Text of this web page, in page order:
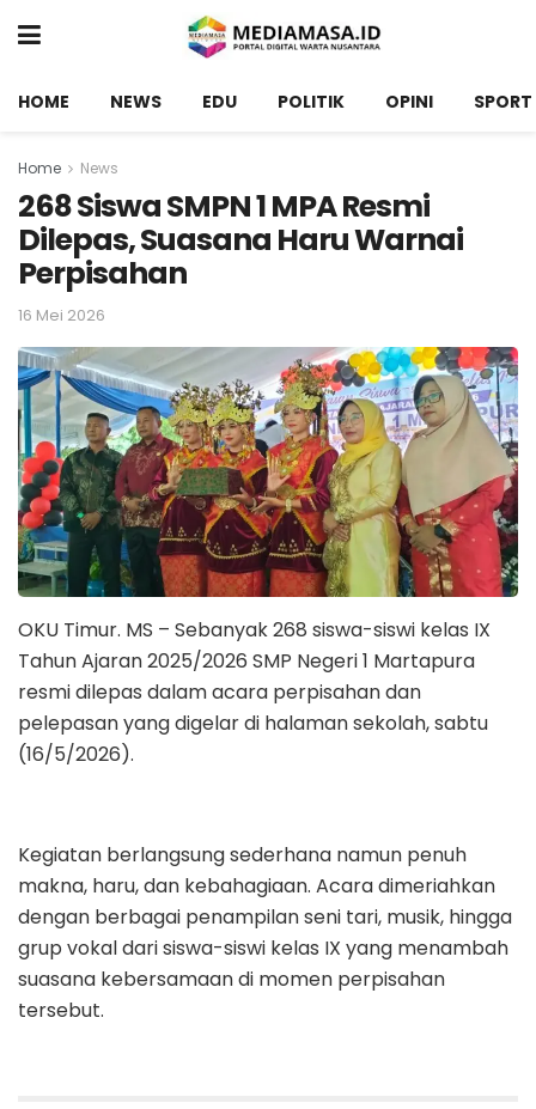
HOME NEWS EDU POLITIK OPINI SPORT
Home News
268 Siswa SMPN 1 MPA Resmi
Dilepas, Suasana Haru Warnai
Perpisahan
16 Mei 2026
OKU Timur. MS – Sebanyak 268 siswa-siswi kelas IX
Tahun Ajaran 2025/2026 SMP Negeri 1 Martapura
resmi dilepas dalam acara perpisahan dan
pelepasan yang digelar di halaman sekolah, sabtu
(16/5/2026).
Kegiatan berlangsung sederhana namun penuh
makna, haru, dan kebahagiaan. Acara dimeriahkan
dengan berbagai penampilan seni tari, musik, hingga
grup vokal dari siswa-siswi kelas IX yang menambah
suasana kebersamaan di momen perpisahan
tersebut.